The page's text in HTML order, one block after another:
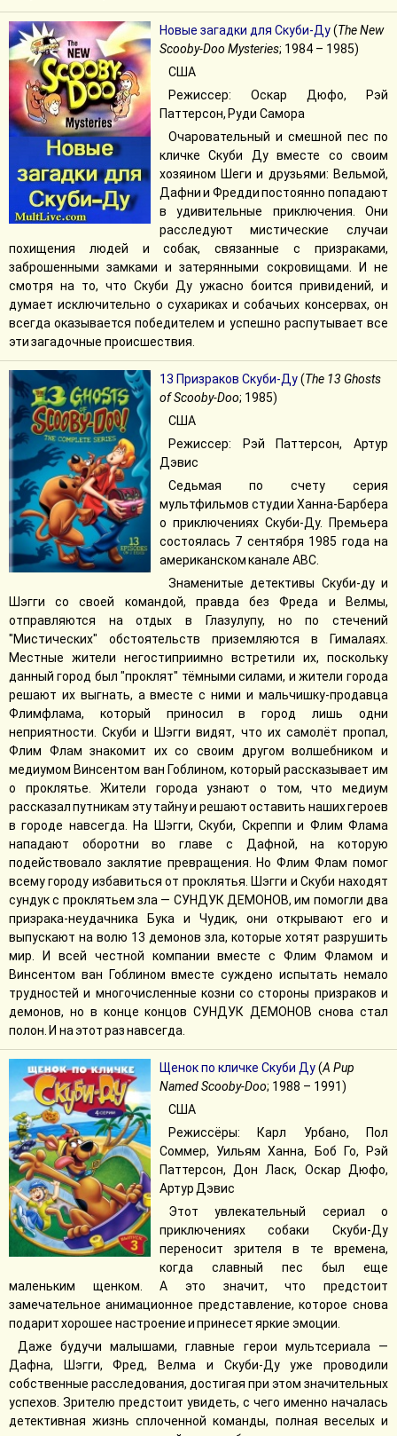
Новые загадки для Скуби-Ду(The New
Scooby-Doo Mysteries; 1984 – 1985)
США
Режиссер: Оскар Дюфо, Рэй
Паттерсон, Руди Самора
Очаровательный и смешной пес по
кличке Скуби Ду вместе со своим
хозяином Шеги и друзьями: Вельмой,
Дафни и Фредди постоянно попадают
в удивительные приключения. Они
расследуют мистические случаи
похищения людей и собак, связанные с призраками,
заброшенными замками и затерянными сокровищами. И не
смотря на то, что Скуби Ду ужасно боится привидений, и
думает исключительно о сухариках и собачьих консервах, он
всегда оказывается победителем и успешно распутывает все
эти загадочные происшествия.
13 Призраков Скуби-Ду(The 13 Ghosts
of Scooby-Doo; 1985)
США
Режиссер: Рэй Паттерсон, Артур
Дэвис
Седьмая по счету серия
мультфильмов студии Ханна-Барбера
о приключениях Скуби-Ду. Премьера
состоялась 7 сентября 1985 года на
американском канале ABC.
Знаменитые детективы Скуби-ду и
Шэгги со своей командой, правда без Фреда и Велмы,
отправляются на отдых в Глазулупу, но по стечений
"Мистических" обстоятельств приземляются в Гималаях.
Местные жители негостиприимно встретили их, поскольку
данный город был "проклят" тёмными силами, и жители города
решают их выгнать, а вместе с ними и мальчишку-продавца
Флимфлама, который приносил в город лишь одни
неприятности. Скуби и Шэгги видят, что их самолёт пропал,
Флим Флам знакомит их со своим другом волшебником и
медиумом Винсентом ван Гоблином, который рассказывает им
о проклятье. Жители города узнают о том, что медиум
рассказал путникам эту тайну и решают оставить наших героев
в городе навсегда. На Шэгги, Скуби, Скреппи и Флим Флама
нападают оборотни во главе с Дафной, на которую
подействовало заклятие превращения. Но Флим Флам помог
всему городу избавиться от проклятья. Шэгги и Скуби находят
сундук с проклятьем зла — СУНДУК ДЕМОНОВ, им помогли два
призрака-неудачника Бука и Чудик, они открывают его и
выпускают на волю 13 демонов зла, которые хотят разрушить
мир. И всей честной компании вместе с Флим Фламом и
Винсентом ван Гоблином вместе суждено испытать немало
трудностей и многочисленные козни со стороны призраков и
демонов, но в конце концов СУНДУК ДЕМОНОВ снова стал
полон. И на этот раз навсегда.
Щенок по кличке Скуби Ду(A Pup
Named Scooby-Doo; 1988 – 1991)
США
Режиссёры: Карл Урбано, Пол
Соммер, Уильям Ханна, Боб Го, Рэй
Паттерсон, Дон Ласк, Оскар Дюфо,
Артур Дэвис
Этот увлекательный сериал о
приключениях собаки Скуби-Ду
переносит зрителя в те времена,
когда славный пес был еще
маленьким щенком. А это значит, что предстоит
замечательное анимационное представление, которое снова
подарит хорошее настроение и принесет яркие эмоции.
Даже будучи малышами, главные герои мультсериала —
Дафна, Шэгги, Фред, Велма и Скуби-Ду уже проводили
собственные расследования, достигая при этом значительных
успехов. Зрителю предстоит увидеть, с чего именно началась
детективная жизнь сплоченной команды, полная веселых и